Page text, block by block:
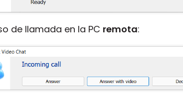
de llamada en la PC remota: